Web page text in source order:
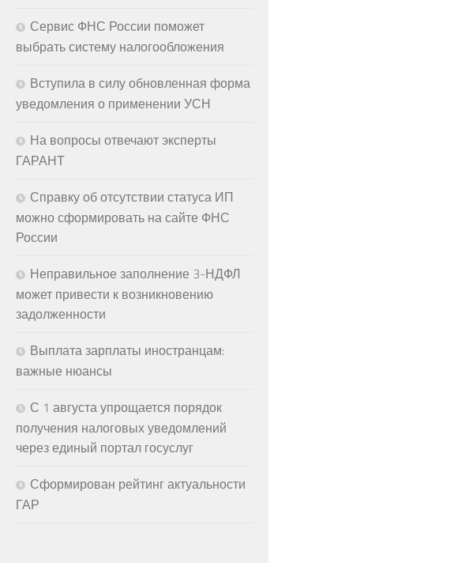
Сервис ФНС России поможет
выбрать систему налогообложения
Вступила в силу обновленная форма
уведомления о применении УСН
На вопросы отвечают эксперты
ГАРАНТ
Справку об отсутствии статуса ИП
можно сформировать на сайте ФНС
России
Неправильное заполнение 3-НДФЛ
может привести к возникновению
задолженности
Выплата зарплаты иностранцам:
важные нюансы
С 1 августа упрощается порядок
получения налоговых уведомлений
через единый портал госуслуг
Сформирован рейтинг актуальности
ГАР